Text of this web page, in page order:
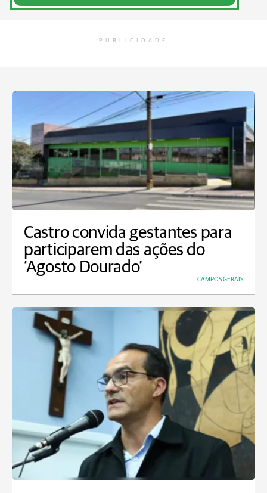
PUBLICIDADE
Castro convida gestantes para
participarem das ações do
‘Agosto Dourado’
CAMPOS GERAIS